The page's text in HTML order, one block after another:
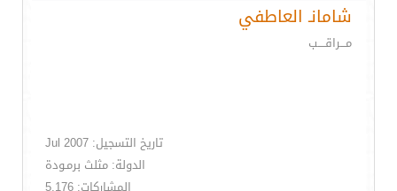
شامانـ العاطفي
مـــراقــــب
تاريخ التسجيل: Jul 2007
الدولة: مثلث برمـودة